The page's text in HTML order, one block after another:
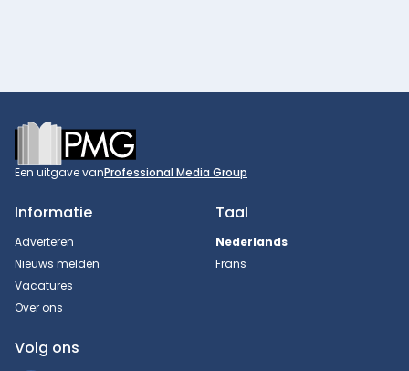
Footer
Een uitgave vanProfessional Media Group
Informatie
Adverteren
Nieuws melden
Vacatures
Over ons
Taal
Nederlands
Frans
Volg ons